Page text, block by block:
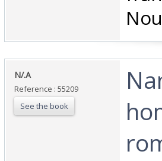
‎N/.A‎
Reference : 55209
See the book